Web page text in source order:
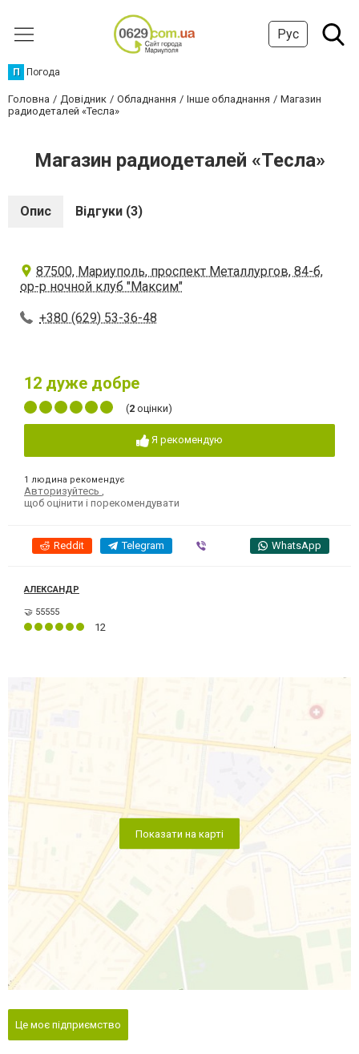
Рус
П Погода
Головна Довідник Обладнання Інше обладнання
Магазин
радиодеталей «Тесла»
Магазин радиодеталей «Тесла»
Опис Відгуки (3)
87500, Мариуполь, проспект Металлургов, 84-б,
ор-р ночной клуб "Максим"
+380 (629) 53-36-48
12 дуже добре
(2 оцінки)
Я рекомендую
1 людина рекомендує
Авторизуйтесь
щоб оцінити і порекомендувати
Reddit Telegram WhatsApp
АЛЕКСАНДР
🤝 55555
12
Показати на карті
Це моє підприємство